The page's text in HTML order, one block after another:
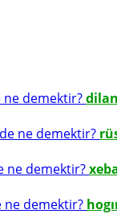
demektir?dilan
ne demektir?
ne demektir?
ne demektir?